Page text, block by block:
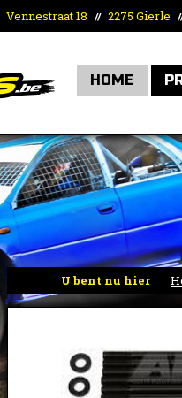
Vennestraat 18 // 2275 Gierle
HOME
U bent nu hier